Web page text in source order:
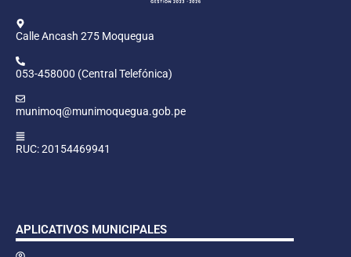
Calle Ancash 275 Moquegua
053-458000 (Central Telefónica)
munimoq@munimoquegua.gob.pe
RUC: 20154469941
APLICATIVOS MUNICIPALES